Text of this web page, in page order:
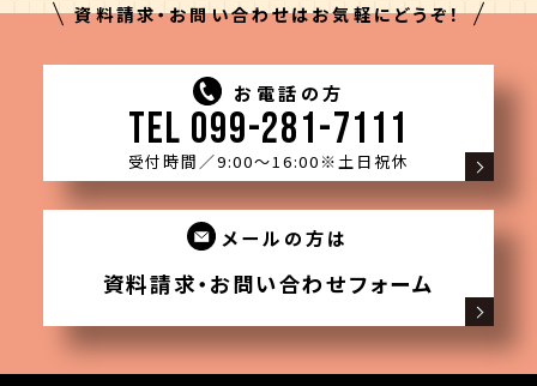
資料請求・お問い合わせはお気軽にどうぞ！
お電話の方
TEL 099-281-7111
受付時間／9:00〜16:00 ※土日祝休
メールの方は
資料請求・お問い合わせフォーム